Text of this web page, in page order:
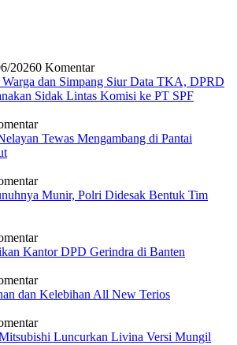
20260 Komentar
dan Simpang Siur Data TKA, DPRD
Sidak Lintas Komisi ke PT SPF
Tewas Mengambang di Pantai
Munir, Polri Didesak Bentuk Tim
Kantor DPD Gerindra di Banten
dan Kelebihan All New Terios
Luncurkan Livina Versi Mungil